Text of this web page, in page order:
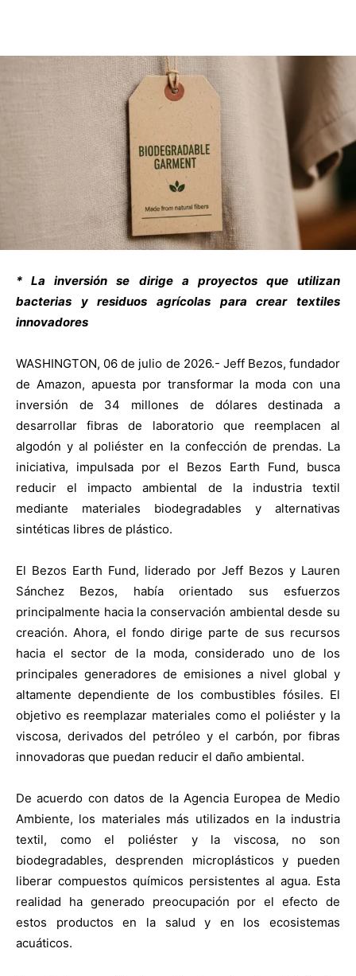
* La inversión se dirige a proyectos que utilizan
bacterias y residuos agrícolas para crear textiles
innovadores
WASHINGTON, 06 de julio de 2026.- Jeff Bezos, fundador
de Amazon, apuesta por transformar la moda con una
inversión de 34 millones de dólares destinada a
desarrollar fibras de laboratorio que reemplacen al
algodón y al poliéster en la confección de prendas. La
iniciativa, impulsada por el Bezos Earth Fund, busca
reducir el impacto ambiental de la industria textil
mediante materiales biodegradables y alternativas
sintéticas libres de plástico.
El Bezos Earth Fund, liderado por Jeff Bezos y Lauren
Sánchez Bezos, había orientado sus esfuerzos
principalmente hacia la conservación ambiental desde su
creación. Ahora, el fondo dirige parte de sus recursos
hacia el sector de la moda, considerado uno de los
principales generadores de emisiones a nivel global y
altamente dependiente de los combustibles fósiles. El
objetivo es reemplazar materiales como el poliéster y la
viscosa, derivados del petróleo y el carbón, por fibras
innovadoras que puedan reducir el daño ambiental.
De acuerdo con datos de la Agencia Europea de Medio
Ambiente, los materiales más utilizados en la industria
textil, como el poliéster y la viscosa, no son
biodegradables, desprenden microplásticos y pueden
liberar compuestos químicos persistentes al agua. Esta
realidad ha generado preocupación por el efecto de
estos productos en la salud y en los ecosistemas
acuáticos.